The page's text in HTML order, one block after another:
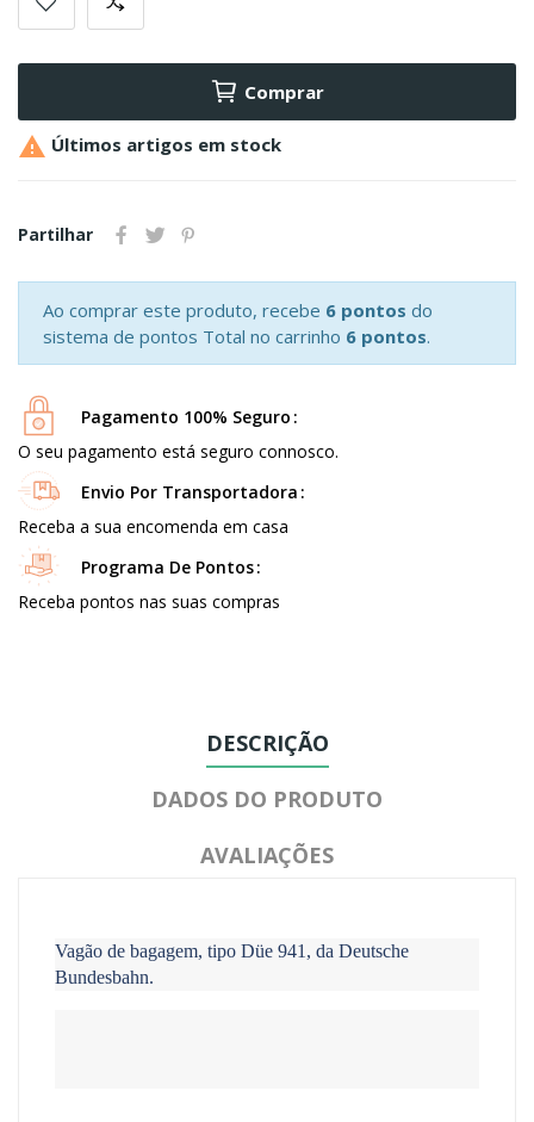
Comprar
 Últimos artigos em stock
Partilhar
Ao comprar este produto, recebe 6 pontos do
sistema de pontos Total no carrinho 6 pontos.
Pagamento 100% Seguro
O seu pagamento está seguro connosco.
Envio Por Transportadora
Receba a sua encomenda em casa
Programa De Pontos
Receba pontos nas suas compras
DESCRIÇÃO
DADOS DO PRODUTO
AVALIAÇÕES
Vagão de bagagem, tipo Düe 941, da Deutsche
Bundesbahn.